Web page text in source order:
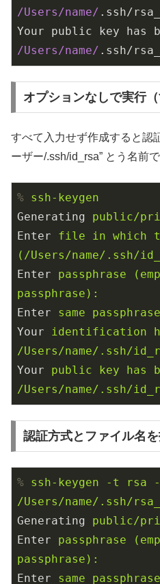
/Users/name/ .ssh/
Your public key has
/Users/name/ .ssh/
オプションなしで実行（
すべて入力せず作成すると認
ーザー/.ssh/id_rsa” とう名前
% ssh-keygen
Generating
public/
Enter
file in which
(/Users/name/.ssh/
Enter
passphrase
passphrase):
Enter
same
Your
identification
/Users/name/.ssh/
Your
public key has
/Users/name/.ssh/
認証方式とファイル名
% ssh-keygen -t rsa
/Users/name/.ssh/
Generating
public/
Enter
passphrase
passphrase):
Enter
same